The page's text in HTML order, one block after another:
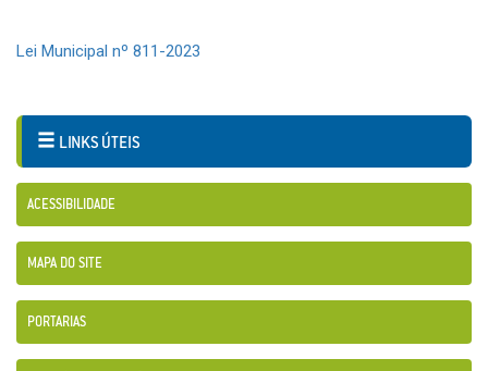
Lei Municipal nº 811-2023
LINKS ÚTEIS
ACESSIBILIDADE
MAPA DO SITE
PORTARIAS